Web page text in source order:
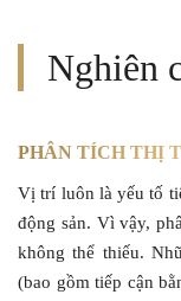
Nghiên
PHÂN TÍCH THỊ
Vị trí luôn là yếu tố
động sản. Vì vậy,
không thể thiếu.
(bao gồm tiếp cận